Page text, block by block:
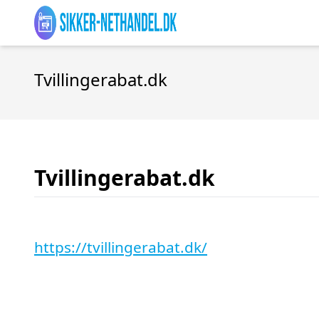
Tvillingerabat.dk
Tvillingerabat.dk
https://tvillingerabat.dk/